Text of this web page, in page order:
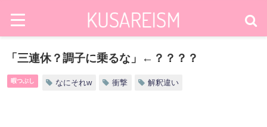
「三連休？調子に乗るな」←？？？？
暇つぶし なにそれw 衝撃 解釈違い